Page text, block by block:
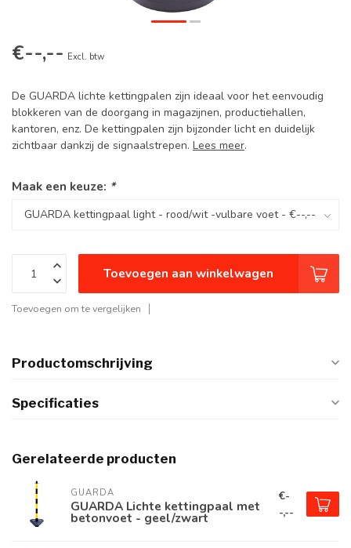
€--,-- Excl. btw
De GUARDA lichte kettingpalen zijn ideaal voor het eenvoudig
blokkeren van de doorgang in magazijnen, productiehallen,
kantoren, enz. De kettingpalen zijn bijzonder licht en duidelijk
zichtbaar dankzij de signaalstrepen. Lees meer.
Maak een keuze: *
Toevoegen aan winkelwagen
Toevoegen om te vergelijken
Productomschrijving
Specificaties
Gerelateerde producten
GUARDA
GUARDA Lichte kettingpaal met
betonvoet - geel/zwart
€-
-,--